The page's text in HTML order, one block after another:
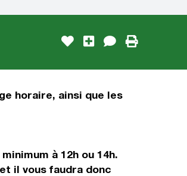
horaire, ainsi que les
à 12h ou 14h.
il vous faudra donc